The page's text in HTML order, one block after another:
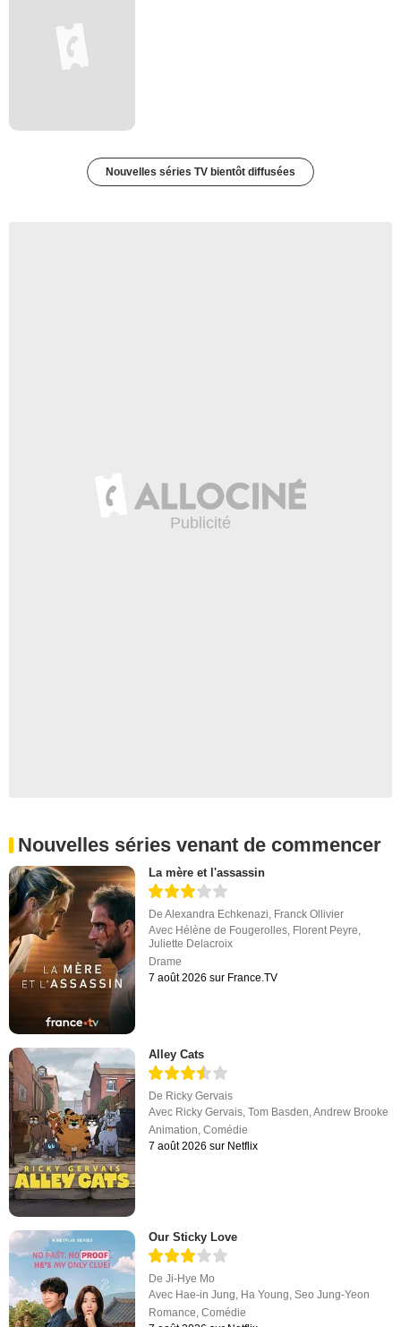
Nouvelles séries TV bientôt diffusées
Nouvelles séries venant de commencer
La mère et l'assassin
DeAlexandra Echkenazi, Franck Ollivier
Avec Hélène de Fougerolles, Florent Peyre,
Juliette Delacroix
Drame
7 août 2026 sur France.TV
Alley Cats
De Ricky Gervais
Avec Ricky Gervais,Tom Basden,Andrew Brooke
Animation,Comédie
7 août 2026 sur Netflix
Our Sticky Love
DeJi-Hye Mo
Avec Hae-in Jung Ha Young ,Seo Jung-Yeon
Romance ,Comédie